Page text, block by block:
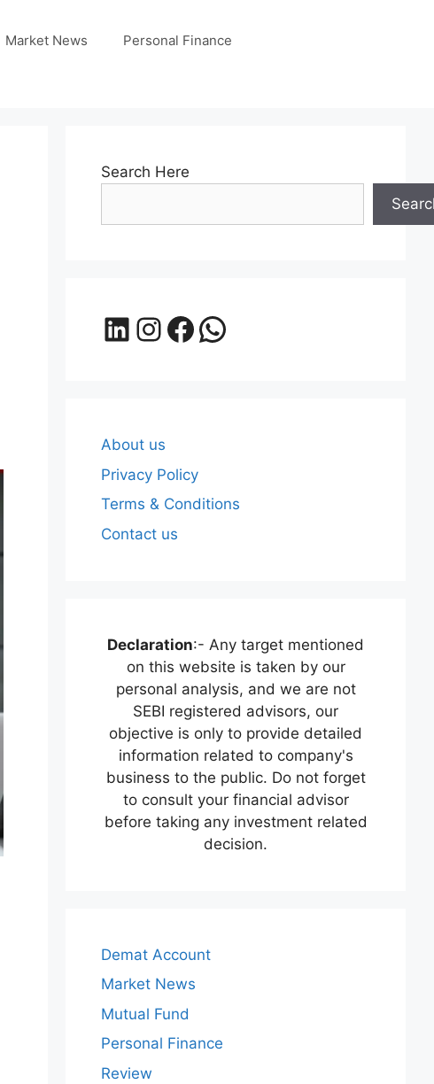
Market News
Personal Finance
Search Here
LinkedIn
Instagram
Facebook
WhatsApp
About us
Privacy Policy
Terms & Conditions
Contact us
Declaration:- Any target mentioned
on this website is taken by our
personal analysis, and we are not
SEBI registered advisors, our
objective is only to provide detailed
information related to company's
business to the public. Do not forget
to consult your financial advisor
before taking any investment related
decision.
Demat Account
Market News
Mutual Fund
Personal Finance
Review